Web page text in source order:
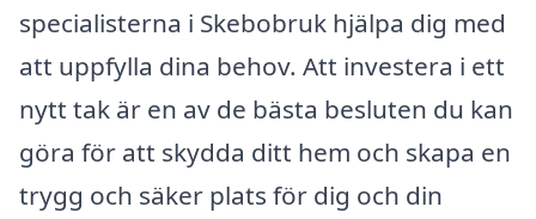
specialisterna i Skebobruk hjälpa dig med
att uppfylla dina behov. Att investera i ett
nytt tak är en av de bästa besluten du kan
göra för att skydda ditt hem och skapa en
trygg och säker plats för dig och din